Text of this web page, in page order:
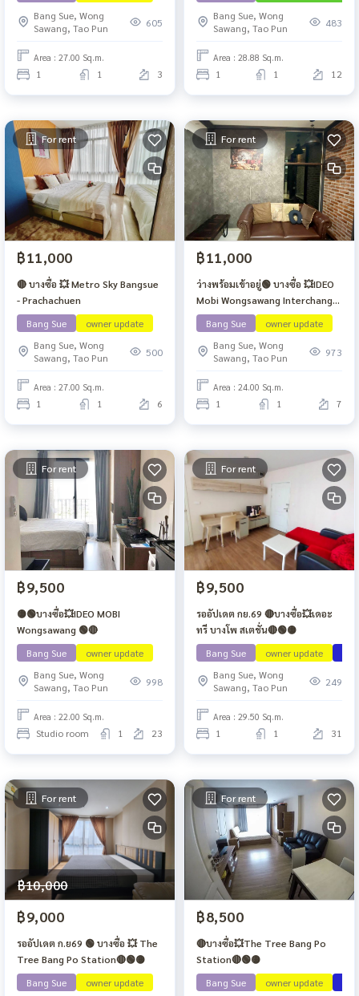
Bang Sue, Wong
Sawang, Tao Pun
605
Area : 27.00 Sq.m.
1 1 3
Bang Sue, Wong
Sawang, Tao Pun
483
Area : 28.88 Sq.m.
1 1 12
For rent
฿11,000
🔴 บางซื่อ 💥 Metro Sky Bangsue
- Prachachuen
Bang Sue
owner update
Bang Sue, Wong
Sawang, Tao Pun
500
Area : 27.00 Sq.m.
1 1 6
For rent
฿11,000
ว่างพร้อมเข้าอยู่🟢 บางซื่อ 💥IDEO
Mobi Wongsawang Interchange
🟢789/35
Bang Sue
owner update
Bang Sue, Wong
Sawang, Tao Pun
973
Area : 24.00 Sq.m.
1 1 7
For rent
฿9,500
🟡🟢บางซื่อ💥IDEO MOBI
Wongsawang 🟢🔴
Bang Sue
owner update
Bang Sue, Wong
Sawang, Tao Pun
998
Area : 22.00 Sq.m.
Studio room 1 23
For rent
฿9,500
รออัปเดต กย.69 🔴บางซื่อ💥เดอะ
ทรี บางโพ สเตชั่น🔴🟢🟡
Bang Sue
owner update
Bang Sue, Wong
Sawang, Tao Pun
249
Area : 29.50 Sq.m.
1 1 31
For rent
฿10,000
฿9,000
รออัปเดต ก.ย69 🟢 บางซื่อ 💥 The
Tree Bang Po Station🔴🟢🟡
Bang Sue
owner update
For rent
฿8,500
🔴บางซื่อ💥The Tree Bang Po
Station🔴🟢🟡
Bang Sue
owner update